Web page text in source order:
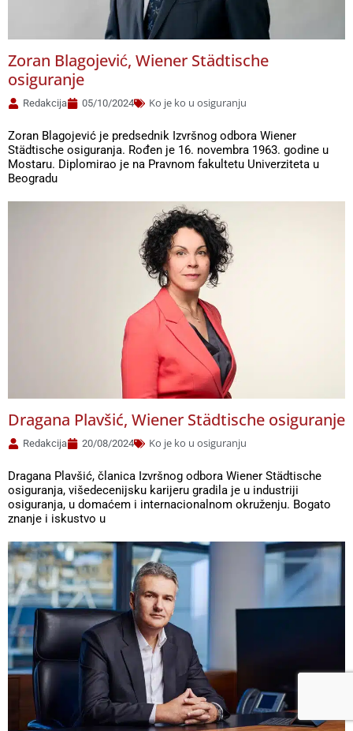
Zoran Blagojević, Wiener Städtische
osiguranje
Redakcija 05/10/2024 Ko je ko u osiguranju
Zoran Blagojević je predsednik Izvršnog odbora Wiener
Städtische osiguranja. Rođen je 16. novembra 1963. godine u
Mostaru. Diplomirao je na Pravnom fakultetu Univerziteta u
Beogradu
Dragana Plavšić, Wiener Städtische osiguranje
Redakcija 20/08/2024 Ko je ko u osiguranju
Dragana Plavšić, članica Izvršnog odbora Wiener Städtische
osiguranja, višedecenijsku karijeru gradila je u industriji
osiguranja, u domaćem i internacionalnom okruženju. Bogato
znanje i iskustvo u